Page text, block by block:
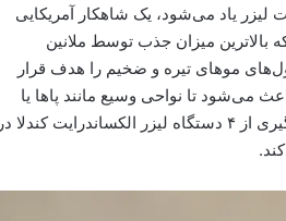
لیزر یاد می‌شود، یک شاهکار آمریکایی
می‌کند که بالاترین میزان جذب توسط ملانین
موهای تیره و ضخیم را هدف قرار
می‌شود تا نواحی وسیع مانند پاها یا
کمر در مدت زمان بسیار کوتاهی لیزر شوند. کلینیک شاپرک طلایی با بهره‌گیری از ۴ دستگاه لیزر الکساندرایت کندلا در